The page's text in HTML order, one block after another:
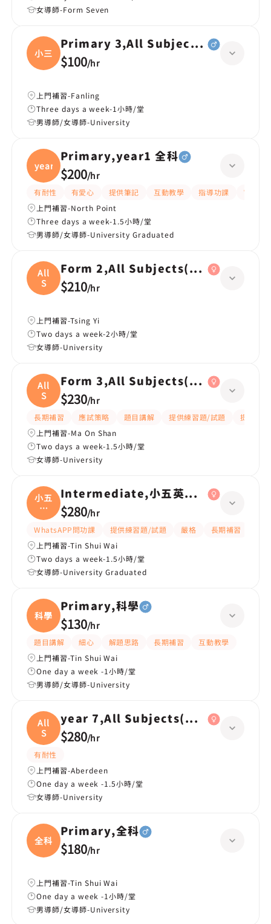
女導師-Form Seven
小三
Primary 3,All Subjects(全科，小三
$100/hr
上門補習-Fanling
Three days a week-1小時/堂
男導師/女導師-University
year1
Primary,year1 全科
$200/hr
有耐性 有愛心 提供筆記 互動教學 指導功課
上門補習-North Point
Three days a week-1.5小時/堂
男導師/女導師-University Graduated
All
S
Form 2,All Subjects(中二全科
$210/hr
上門補習-Tsing Yi
Two days a week-2小時/堂
女導師-University
All
S
Form 3,All Subjects(綜合科學/英文)
$230/hr
長期補習 應試策略 題目講解 提供練習題/試題
提供筆記
上門補習-Ma On Shan
Two days a week-1.5小時/堂
女導師-University
小五
英
文/
Intermediate,小五英文/數學 全科
$280/hr
WhatsAPP問功課 提供練習題/試題 嚴格 長期補習
上門補習-Tin Shui Wai
Two days a week-1.5小時/堂
女導師-University Graduated
科學
Primary,科學
$130/hr
題目講解 細心 解題思路 長期補習
互動教學
上門補習-Tin Shui Wai
One day a week -1小時/堂
男導師/女導師-University
All
S
$280/hr
有耐性
上門補習-Aberdeen
One day a week -1.5小時/堂
女導師-University
全科
Primary,全科
$180/hr
上門補習-Tin Shui Wai
One day a week -1小時/堂
男導師/女導師-University